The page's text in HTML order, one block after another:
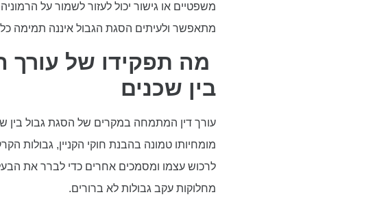
משפטיים או גישור יכול לעזור לשמור על
מתאפשר ולעיתים הסגת הגבול איננה תמימה
מה תפקידו של
בין שכנים
עורך דין המתמחה במקרים של הסגת גבול בין
מומחיותו טמונה בהבנת חוקי הקניין, גבולות
לרכוש עצמו ומסמכים אחרים כדי לברר את
מחלוקות עקב גבולות לא ברורים.